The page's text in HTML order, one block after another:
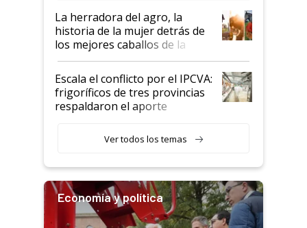
establecimientos en Argentina
La herradora del agro, la
historia de la mujer detrás de
los mejores caballos de la
Argentina y los mitos que
todavía hacen sufrir a estos
animales: "Mientras me
descalificaban, yo seguí
haciendo currículum"
Escala el conflicto por el IPCVA:
frigoríficos de tres provincias
respaldaron el aporte
Ver todos los temas
Economía y política